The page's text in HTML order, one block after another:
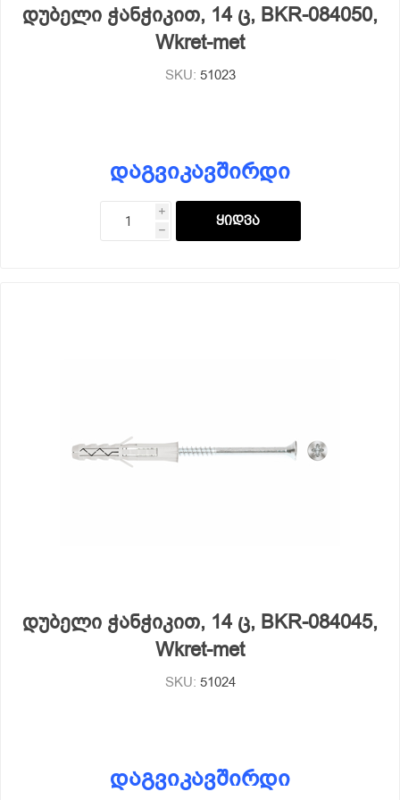
დუბელი ჭანჭიკით, 14 ც, BKR-084050,
Wkret-met
SKU: 51023
დაგვიკავშირდი
i
h
დუბელი ჭანჭიკით, 14 ც, BKR-084045,
Wkret-met
SKU: 51024
დაგვიკავშირდი